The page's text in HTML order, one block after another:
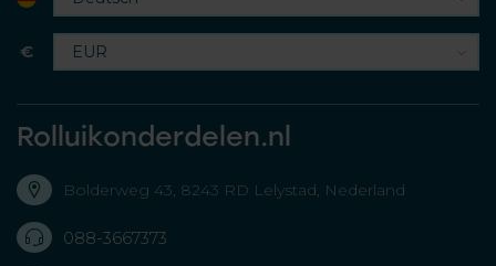
€
Rolluikonderdelen.nl
Bolderweg 43, 8243 RD Lelystad, Nederland
088-3667373